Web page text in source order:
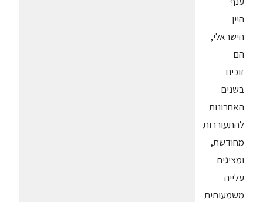
היין
הישראלי,
הם
זוכים
בשנים
האחרונות
להתעוררות
מחודשת,
ומציגים
עלייה
משמעותית